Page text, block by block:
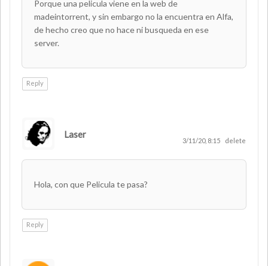
Porque una pelicula viene en la web de
madeintorrent, y sin embargo no la encuentra en Alfa,
de hecho creo que no hace ni busqueda en ese
server.
Reply
Laser
3/11/20, 8:15 delete
Hola, con que Pelicula te pasa?
Reply